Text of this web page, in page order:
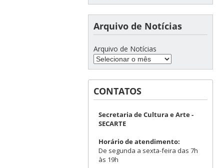
Arquivo de Notícias
Arquivo de Notícias
CONTATOS
Secretaria de Cultura e Arte -
SECARTE
Horário de atendimento:
De segunda a sexta-feira das 7h
às 19h